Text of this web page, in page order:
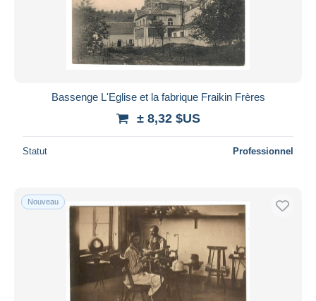
Bassenge L'Eglise et la fabrique Fraikin Frères
± 8,32 $US
Statut Professionnel
Nouveau